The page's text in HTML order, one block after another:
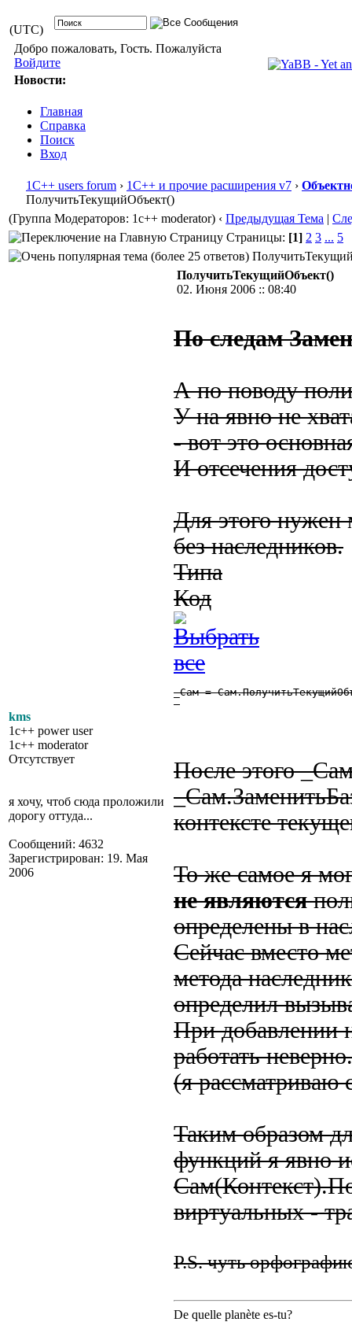
(UTC)
Добро пожаловать, Гость. Пожалуйста
Войдите
Новости:
Главная
Справка
Поиск
Вход
1С++ users forum › 1С++ и прочие расширения v7 ›
ПолучитьТекущийОбъект()
(Группа Модераторов: 1c++ moderator) ‹ Предыдущая Тема |
Страницы: [1] 2 3 ... 5
kms
1c++ power user
1c++ moderator
Отсутствует
я хочу, чтоб сюда проложили
дорогу оттуда...
Сообщений: 4632
Зарегистрирован: 19. Мая
2006
ПолучитьТекущийОбъект()
02. Июня 2006 :: 08:40
По следам
А по поводу
У на явно не
- вот это
И отсечения
Для этого нужен
без наследников.
Типа
Код
_Сам =
После этого
контексте
То же самое я
не являются
определены в
Сейчас вместо
метода
определил
При добавлении
работать
(я рассматриваю
Таким образом
функций я явно
виртуальных -
P.S. чуть
De quelle planète es-tu?